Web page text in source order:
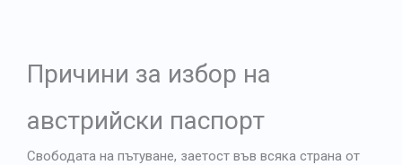
Причини за избор на
австрийски паспорт
Свободата на пътуване, заетост във всяка страна от